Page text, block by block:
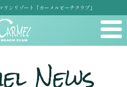
ンリゾート「カーメルビーチクラブ」